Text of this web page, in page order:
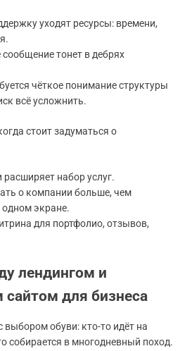
уходят ресурсы: времени,
тонет в дебрях
чёткое понимание структуры
всё усложнить.
стоит задуматься о
расширяет набор услуг.
о компании больше, чем
экране.
для портфолио, отзывов,
лендингом и
для бизнеса
выбором обуви: кто-то идёт на
собирается в многодневный поход.